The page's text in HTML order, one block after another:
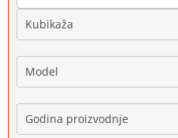
Kubikaža
Model
Godina proizvodnje